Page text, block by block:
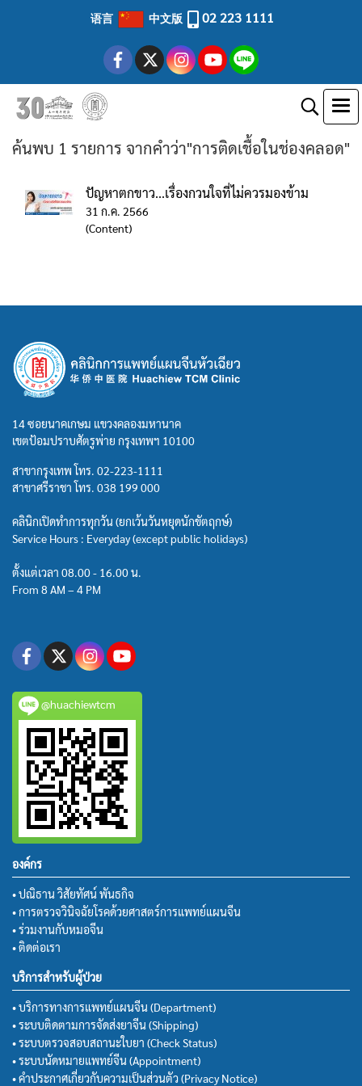
语言 中文版 02 223 1111
ค้นพบ 1 รายการ จากคำว่า"การติดเชื้อในช่องคลอด"
ปัญหาตกขาว...เรื่องกวนใจที่ไม่ควรมองข้าม
31 ก.ค. 2566
(Content)
14 ซอยนาคเกษม แขวงคลองมหานาค
เขตป้อมปราบศัตรูพ่าย กรุงเทพฯ 10100
สาขากรุงเทพ โทร. 02-223-1111
สาขาศรีราชา โทร. 038 199 000
คลินิกเปิดทำการทุกวัน (ยกเว้นวันหยุดนักขัตฤกษ์)
Service Hours : Everyday (except public holidays)
ตั้งแต่เวลา 08.00 - 16.00 น.
From 8 AM – 4 PM
@huachiewtcm
องค์กร
• ปณิธาน วิสัยทัศน์ พันธกิจ
• การตรวจวินิจฉัยโรคด้วยศาสตร์การแพทย์แผนจีน
• ร่วมงานกับหมอจีน
• ติดต่อเรา
บริการสำหรับผู้ป่วย
• บริการทางการแพทย์แผนจีน (Department)
• ระบบติดตามการจัดส่งยาจีน (Shipping)
• ระบบตรวจสอบสถานะใบยา (Check Status)
• ระบบนัดหมายแพทย์จีน (Appointment)
• คำประกาศเกี่ยวกับความเป็นส่วนตัว (Privacy Notice)